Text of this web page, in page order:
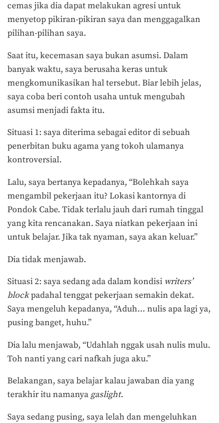
cemas jika dia dapat melakukan agresi untuk
menyetop pikiran-pikiran saya dan menggagalkan
pilihan-pilihan saya.
Saat itu, kecemasan saya bukan asumsi. Dalam
banyak waktu, saya berusaha keras untuk
mengkomunikasikan hal tersebut. Biar lebih jelas,
saya coba beri contoh usaha untuk mengubah
asumsi menjadi fakta itu.
Situasi 1: saya diterima sebagai editor di sebuah
penerbitan buku agama yang tokoh ulamanya
kontroversial.
Lalu, saya bertanya kepadanya, “Bolehkah saya
mengambil pekerjaan itu? Lokasi kantornya di
Pondok Cabe. Tidak terlalu jauh dari rumah tinggal
yang kita rencanakan. Saya niatkan pekerjaan ini
untuk belajar. Jika tak nyaman, saya akan keluar.”
Dia tidak menjawab.
Situasi 2: saya sedang ada dalam kondisi writers’
blockpadahal tenggat pekerjaan semakin dekat.
Saya mengeluh kepadanya, “Aduh… nulis apa lagi ya,
pusing banget, huhu.”
Dia lalu menjawab, “Udahlah nggak usah nulis mulu.
Toh nanti yang cari nafkah juga aku.”
Belakangan, saya belajar kalau jawaban dia yang
terakhir itu namanyagaslight.
Saya sedang pusing, saya lelah dan mengeluhkan